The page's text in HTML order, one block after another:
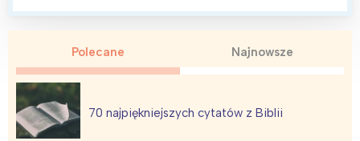
Polecane Najnowsze
70 najpiękniejszych cytatów z Biblii